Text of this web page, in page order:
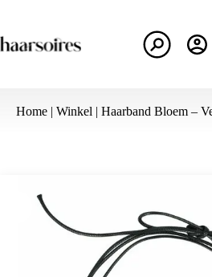
de
inhoud
Home | Winkel | Haarband Bloem –